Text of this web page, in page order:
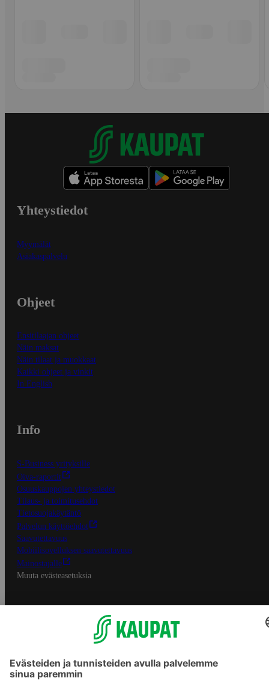
Yhteystiedot
Myymälät
Asiakaspalvelu
Ohjeet
Ensitilaajan ohjeet
Näin maksat
Näin tilaat ja muokkaat
Kaikki ohjeet ja vinkit
In English
Info
S-Business yrityksille
Oiva-raportit
Osuuskauppojen yhteystiedot
Tilaus- ja toimitusehdot
Tietosuojakäytäntö
Palvelun käyttöehdot
Saavutettavuus
Mobiilisovelluksen saavutettavuus
Mainostajalle
Muuta evästeasetuksia
S-ryhmän palvelut
Asiakasomistajuus
Yhteishyvä Ruoka -sovellus